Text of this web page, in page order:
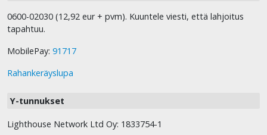
0600-02030 (12,92 eur + pvm). Kuuntele viesti, että lahjoitus
tapahtuu.
MobilePay: 91717
Rahankeräyslupa
Y-tunnukset
Lighthouse Network Ltd Oy: 1833754-1